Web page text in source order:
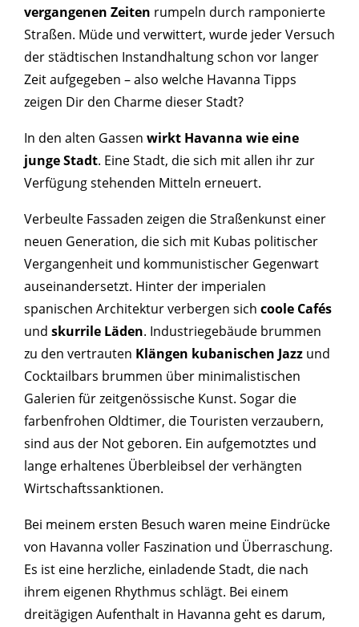
vergangenen Zeiten rumpeln durch ramponierte
Straßen. Müde und verwittert, wurde jeder Versuch
der städtischen Instandhaltung schon vor langer
Zeit aufgegeben – also welche Havanna Tipps
zeigen Dir den Charme dieser Stadt?
In den alten Gassen wirkt Havanna wie eine
junge Stadt. Eine Stadt, die sich mit allen ihr zur
Verfügung stehenden Mitteln erneuert.
Verbeulte Fassaden zeigen die Straßenkunst einer
neuen Generation, die sich mit Kubas politischer
Vergangenheit und kommunistischer Gegenwart
auseinandersetzt. Hinter der imperialen
spanischen Architektur verbergen sich coole Cafés
und skurrile Läden. Industriegebäude brummen
zu den vertrauten Klängen kubanischen Jazz und
Cocktailbars brummen über minimalistischen
Galerien für zeitgenössische Kunst. Sogar die
farbenfrohen Oldtimer, die Touristen verzaubern,
sind aus der Not geboren. Ein aufgemotztes und
lange erhaltenes Überbleibsel der verhängten
Wirtschaftssanktionen.
Bei meinem ersten Besuch waren meine Eindrücke
von Havanna voller Faszination und Überraschung.
Es ist eine herzliche, einladende Stadt, die nach
ihrem eigenen Rhythmus schlägt. Bei einem
dreitägigen Aufenthalt in Havanna geht es darum,